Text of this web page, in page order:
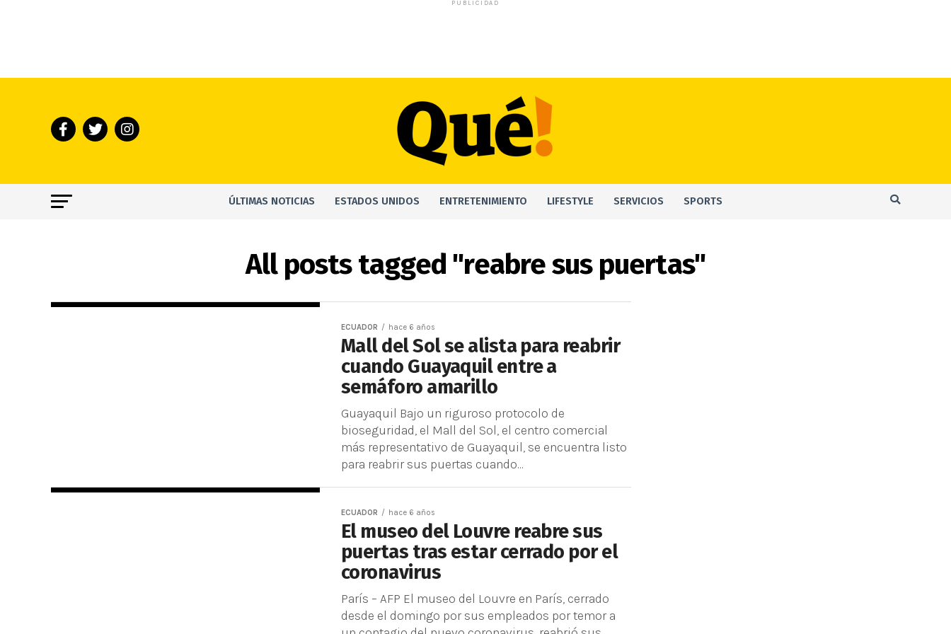
PUBLICIDAD
ÚLTIMAS NOTICIAS ESTADOS UNIDOS ENTRETENIMIENTO LIFESTYLE SERVICIOS SPORTS
All posts tagged "reabre sus puertas"
ECUADOR hace 6 años
Mall del Sol se alista para reabrir
cuando Guayaquil entre a
semáforo amarillo
Guayaquil Bajo un riguroso protocolo de
bioseguridad, el Mall del Sol, el centro comercial
más representativo de Guayaquil, se encuentra listo
para reabrir sus puertas cuando...
ECUADOR hace 6 años
El museo del Louvre reabre sus
puertas tras estar cerrado por el
coronavirus
París – AFP El museo del Louvre en París, cerrado
desde el domingo por sus empleados por temor a